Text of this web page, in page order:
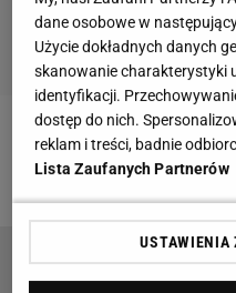
Zobacz wideo"FIFA"
Powstało "EA Sports FC
Barcelona z niego
dane osobowe w
Użycie dokładnych danych
skanowanie charakterystyki
identyfikacji.
dostęp do nich.
reklam i treści, badnie
Lista Zaufanych Partnerów
USTAWIENIA